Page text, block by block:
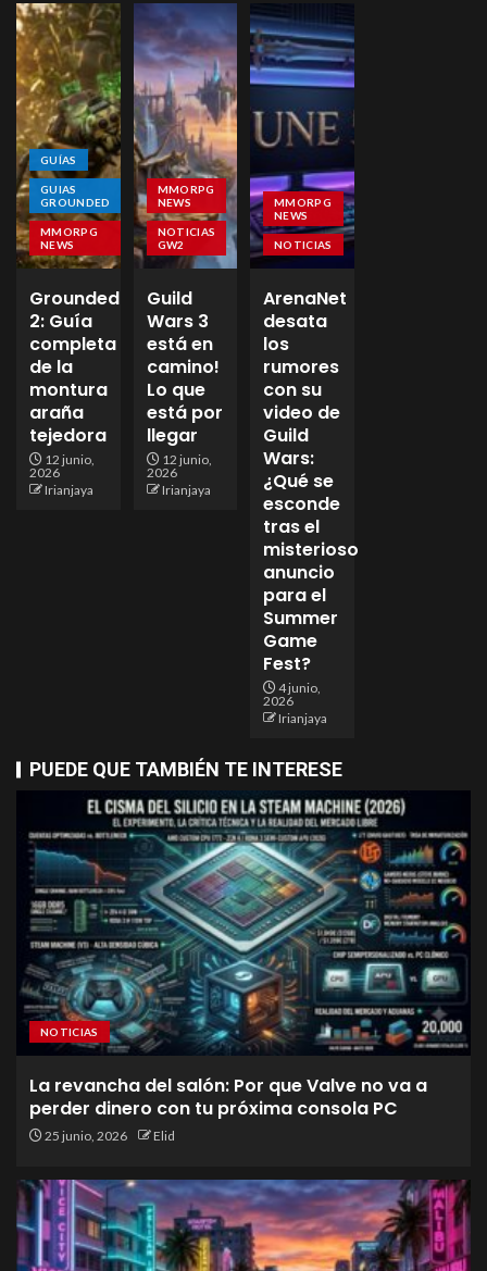
GUÍAS
GUIAS
GROUNDED
MMORPG
NEWS
Grounded
2: Guía
completa
de la
montura
araña
tejedora
12 junio,
2026
Irianjaya
MMORPG
NEWS
NOTICIAS
GW2
Guild
Wars 3
está en
camino!
Lo que
está por
llegar
12 junio,
2026
Irianjaya
MMORPG
NEWS
NOTICIAS
ArenaNet
desata
los
rumores
con su
video de
Guild
Wars:
¿Qué se
esconde
tras el
misterioso
anuncio
para el
Summer
Game
Fest?
4 junio,
2026
Irianjaya
PUEDE QUE TAMBIÉN TE INTERESE
NOTICIAS
La revancha del salón: Por que Valve no va a
perder dinero con tu próxima consola PC
25 junio, 2026 Elid